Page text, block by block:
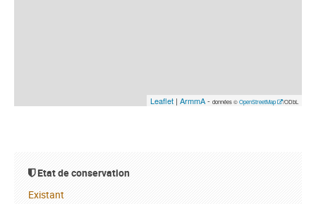
Leaflet | ArmmA- données ©OpenStreetMap /ODbL
Etat de conservation
Existant